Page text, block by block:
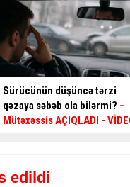
Skuterlə necə gəldi yola çıxan
gənc az qalaasfalta
yıxılacaqdı - VİDEO
edildi